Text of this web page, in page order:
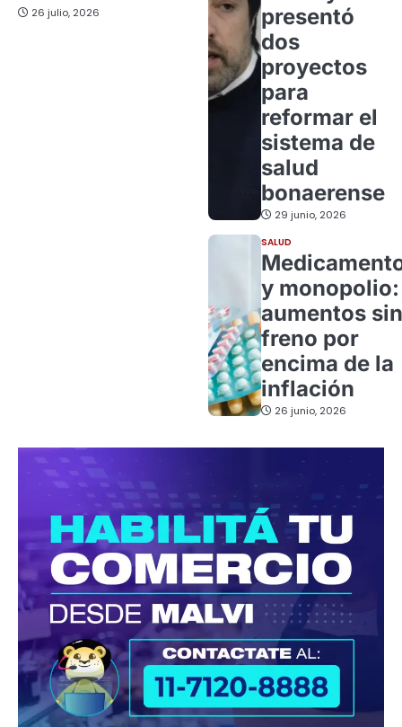
26 julio, 2026
presentó
dos
proyectos
para
reformar el
sistema de
salud
bonaerense
29 junio, 2026
SALUD
y monopolio:
aumentos sin
freno por
encima de la
inflación
26 junio, 2026